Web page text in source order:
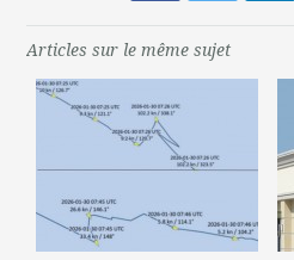
Articles sur le même sujet